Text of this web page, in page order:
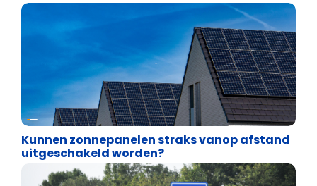
Energie en transport
Kunnen zonnepanelen straks vanop afstand
uitgeschakeld worden?